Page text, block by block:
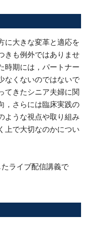
に大きな変革と適応を
きも例外ではありませ
時期には，パートナー
なくないのではないで
てきたシニア夫婦に関
，さらには臨床実践の
ような視点や取り組み
上で大切なのかについ
ライブ配信講義で